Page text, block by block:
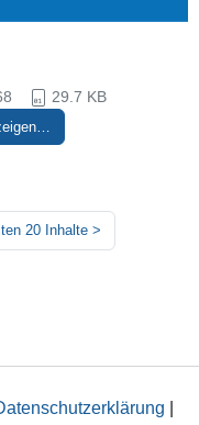
29.7 KB
20 Inhalte >